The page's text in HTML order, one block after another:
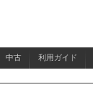
中古 利用ガイド